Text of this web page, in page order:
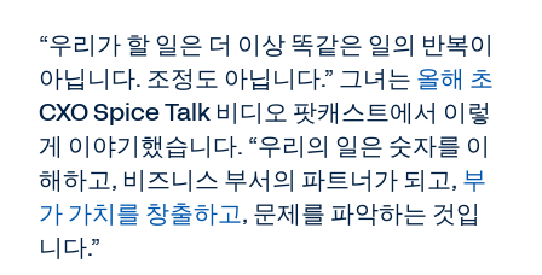
“우리가 할 일은 더 이상 똑같은 일의 반복이
아닙니다. 조정도 아닙니다.” 그녀는 올해 초
CXO Spice Talk 비디오 팟캐스트에서 이렇
게 이야기했습니다. “우리의 일은 숫자를 이
해하고, 비즈니스 부서의 파트너가 되고, 부
가 가치를 창출하고, 문제를 파악하는 것입
니다.”